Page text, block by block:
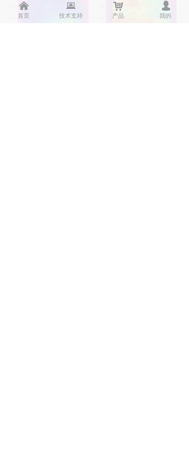
낀
首页
뀵
技术支持
낙
产品
넙
我的